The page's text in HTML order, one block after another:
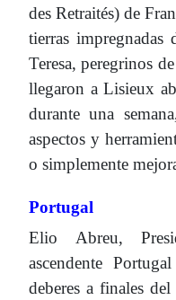
des Retraités) de
tierras impregnadas
Teresa, peregrinos
llegaron a Lisieux
durante una
aspectos y
o simplemente
Portugal
Elio Abreu,
ascendente
deberes a finales